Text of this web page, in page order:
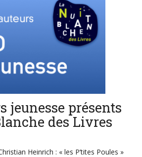
jeunesse présents
des Livres
Heinrich : « les P’tites Poules »